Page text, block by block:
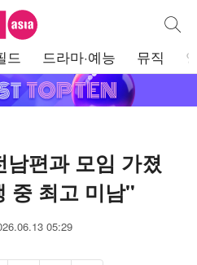
아시아 통합
드 드라마·예능 뮤직
편과 모임 가졌
중 최고 미남"
05:29